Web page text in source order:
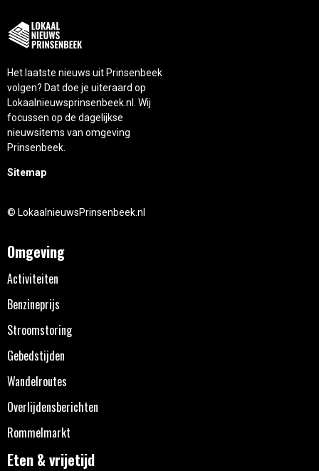
Het laatste nieuws uit Prinsenbeek
volgen? Dat doe je uiteraard op
Lokaalnieuwsprinsenbeek.nl. Wij
focussen op de dagelijkse
nieuwsitems van omgeving
Prinsenbeek.
Sitemap
© LokaalnieuwsPrinsenbeek.nl
Omgeving
Activiteiten
Benzineprijs
Stroomstoring
Gebedstijden
Wandelroutes
Overlijdensberichten
Rommelmarkt
Eten & vrijetijd